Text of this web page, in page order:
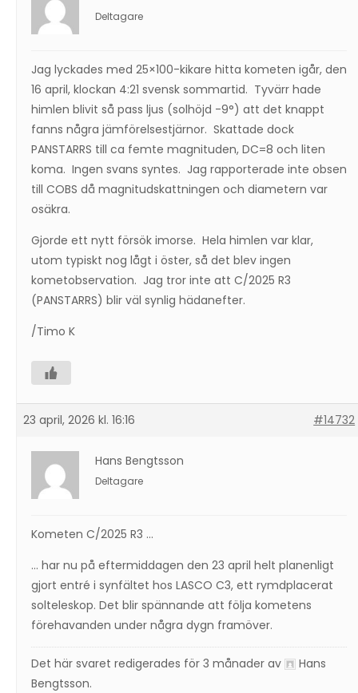
Deltagare
Jag lyckades med 25×100-kikare hitta kometen igår, den
16 april, klockan 4:21 svensk sommartid. Tyvärr hade
himlen blivit så pass ljus (solhöjd -9°) att det knappt
fanns några jämförelsestjärnor. Skattade dock
PANSTARRS till ca femte magnituden, DC=8 och liten
koma. Ingen svans syntes. Jag rapporterade inte obsen
till COBS då magnitudskattningen och diametern var
osäkra.
Gjorde ett nytt försök imorse. Hela himlen var klar,
utom typiskt nog lågt i öster, så det blev ingen
kometobservation. Jag tror inte att C/2025 R3
(PANSTARRS) blir väl synlig hädanefter.
/Timo K
23 april, 2026 kl. 16:16 #14732
Hans Bengtsson
Deltagare
Kometen C/2025 R3 …
… har nu på eftermiddagen den 23 april helt planenligt
gjort entré i synfältet hos LASCO C3, ett rymdplacerat
solteleskop. Det blir spännande att följa kometens
förehavanden under några dygn framöver.
Det här svaret redigerades för 3 månader av
Hans
Bengtsson.